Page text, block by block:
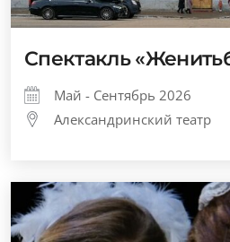
Спектакль
Май - Сентябрь 2026
Александринский театр